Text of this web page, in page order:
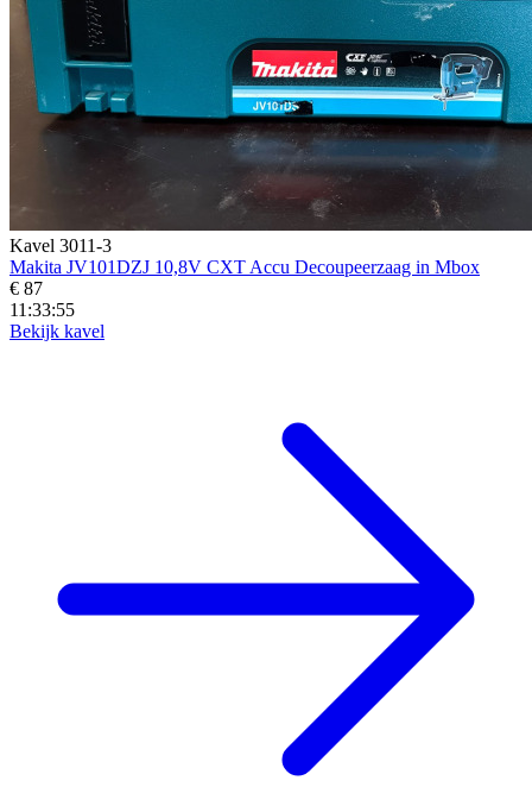
Kavel 3011-3
Makita JV101DZJ 10,8V CXT Accu Decoupeerzaag in Mbox
€ 87
11:33:53
Bekijk kavel